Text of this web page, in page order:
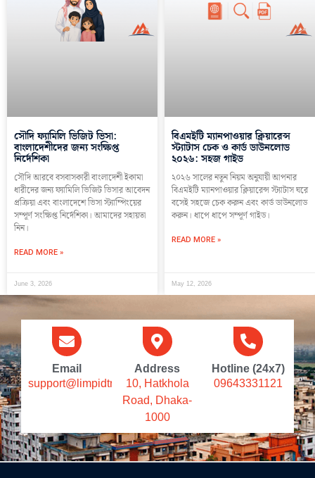
সৌদি ফ্যামিলি ভিজিট ভিসা:
বাংলাদেশীদের জন্য সংক্ষিপ্ত
নির্দেশিকা
সৌদি আরবে বসবাসকারী বাংলাদেশী ইকামা
ধারীদের জন্য ফ্যামিলি ভিজিট ভিসার আবেদন
প্রক্রিয়া এবং বাংলাদেশে ভিসা স্ট্যাম্পিংয়ের
সম্পূর্ণ সংক্ষিপ্ত নির্দেশিকা। আমাদের সহায়তা
নিন।
READ MORE »
June 3, 2026
বিএমইটি ম্যানপাওয়ার ক্লিয়ারেন্স
স্ট্যাটাস চেক ও কার্ড ডাউনলোড
২০২৬: সহজ গাইড
২০২৬ সালের নতুন নিয়ম অনুযায়ী আপনার
বিএমইটি ম্যানপাওয়ার ক্লিয়ারেন্স স্ট্যাটাস ঘরে
বসেই সহজে চেক করুন এবং কার্ড ডাউনলোড
করুন। ধাপে ধাপে সম্পূর্ণ গাইড।
READ MORE »
May 12, 2026
Email
support@limpidtravels.com
Address
10, Hatkhola
Road, Dhaka-
1000
Hotline (24x7)
09643331121